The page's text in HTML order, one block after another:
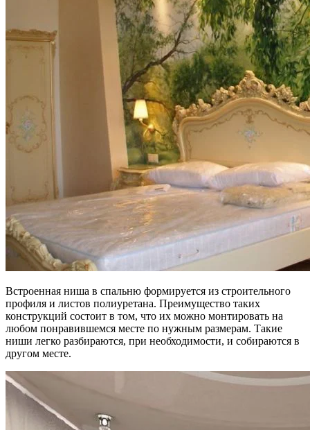
Встроенная ниша в спальню формируется из строительного
профиля и листов полиуретана. Преимущество таких
конструкций состоит в том, что их можно монтировать на
любом понравившемся месте по нужным размерам. Такие
ниши легко разбираются, при необходимости, и собираются в
другом месте.